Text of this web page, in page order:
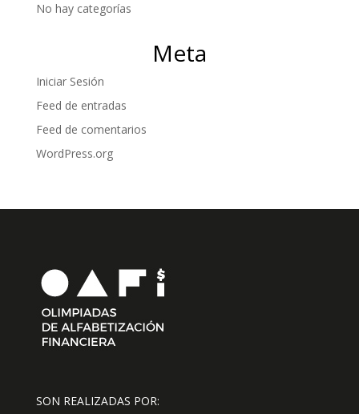
No hay categorías
Meta
Iniciar Sesión
Feed de entradas
Feed de comentarios
WordPress.org
SON REALIZADAS POR: